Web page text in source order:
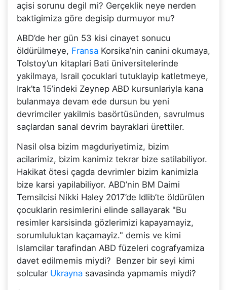
açisi sorunu degil mi? Gerçeklik neye nerden
baktigimiza göre degisip durmuyor mu?
ABD’de her gün 53 kisi cinayet sonucu
öldürülmeye, FransaKorsika’nin canini okumaya,
Tolstoy’un kitaplari Bati üniversitelerinde
yakilmaya, Israil çocuklari tutuklayip katletmeye,
Irak’ta 15’indeki Zeynep ABD kursunlariyla kana
bulanmaya devam ede dursun bu yeni
devrimciler yakilmis basörtüsünden, savrulmus
saçlardan sanal devrim bayraklari ürettiler.
Nasil olsa bizim magduriyetimiz, bizim
acilarimiz, bizim kanimiz tekrar bize satilabiliyor.
Hakikat ötesi çagda devrimler bizim kanimizla
bize karsi yapilabiliyor. ABD’nin BM Daimi
Temsilcisi Nikki Haley 2017’de Idlib’te öldürülen
çocuklarin resimlerini elinde sallayarak "Bu
resimler karsisinda gözlerimizi kapayamayiz,
sorumluluktan kaçamayiz." demis ve kimi
Islamcilar tarafindan ABD füzeleri cografyamiza
davet edilmemis miydi? Benzer bir seyi kimi
solcular Ukraynasavasinda yapmamis miydi?